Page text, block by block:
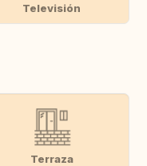
Televisión
Terraza